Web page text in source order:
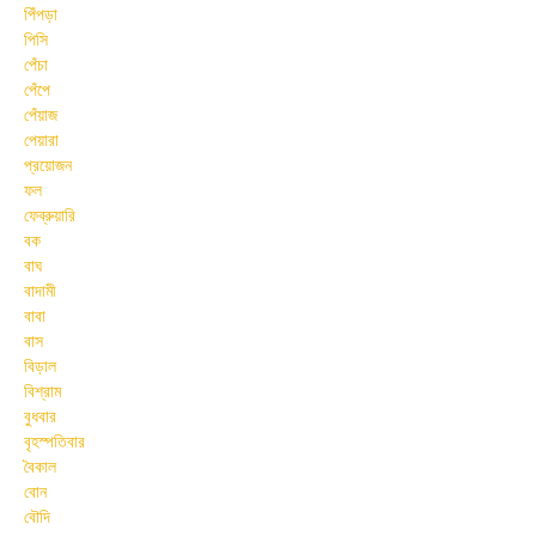
পিঁপড়া
পিসি
পেঁচা
পেঁপে
পেঁয়াজ
পেয়ারা
প্রয়োজন
ফল
ফেব্রুয়ারি
বক
বাঘ
বাদামী
বাবা
বাস
বিড়াল
বিশ্রাম
বুধবার
বৃহস্পতিবার
বৈকাল
বোন
বৌদি